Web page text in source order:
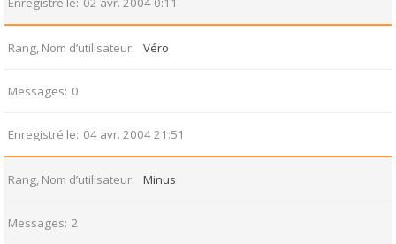
Rang, Nom d’utilisateur Véro
Messages 0
Enregistré le 04 avr. 2004 21:51
Rang, Nom d’utilisateur Minus
Messages 2